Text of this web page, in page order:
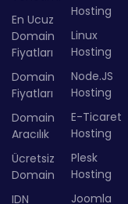
En Ucuz
Domain
Fiyatları
Domain
Fiyatları
Domain
Aracılık
Ücretsiz
Domain
IDN
Hosting
Linux
Hosting
Node.JS
Hosting
E-Ticaret
Hosting
Plesk
Hosting
Joomla